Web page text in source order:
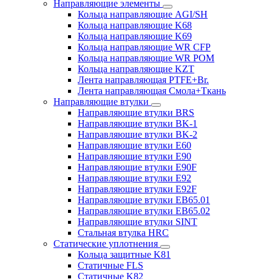
Направляющие элементы
Кольца направляющие AGI/SH
Кольца направляющие K68
Кольца направляющие K69
Кольца направляющие WR CFP
Кольца направляющие WR POM
Кольца направляющие KZT
Лента направляющая PTFE+Br.
Лента направляющая Смола+Ткань
Направляющие втулки
Направляющие втулки BRS
Направляющие втулки BK-1
Направляющие втулки BK-2
Направляющие втулки E60
Направляющие втулки E90
Направляющие втулки E90F
Направляющие втулки E92
Направляющие втулки E92F
Направляющие втулки EB65.01
Направляющие втулки EB65.02
Направляющие втулки SINT
Стальная втулка HRC
Статические уплотнения
Кольца защитные K81
Статичные FLS
Статичные K82